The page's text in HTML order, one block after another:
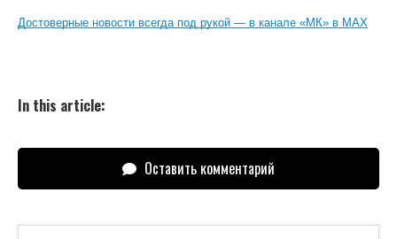
Достоверные новости всегда под рукой — в канале «МК» в MAX
In this article:
Оставить комментарий